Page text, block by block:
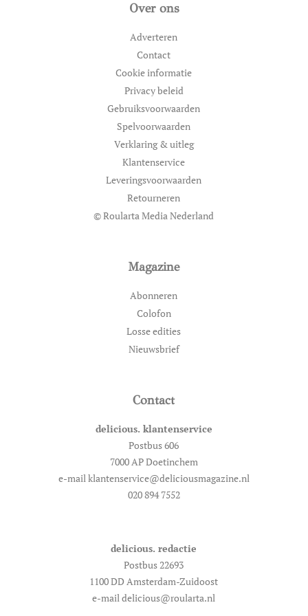
Over ons
Adverteren
Contact
Cookie informatie
Privacy beleid
Gebruiksvoorwaarden
Spelvoorwaarden
Verklaring & uitleg
Klantenservice
Leveringsvoorwaarden
Retourneren
© Roularta Media Nederland
Magazine
Abonneren
Colofon
Losse edities
Nieuwsbrief
Contact
delicious. klantenservice
Postbus 606
7000 AP Doetinchem
e-mail klantenservice@deliciousmagazine.nl
020 894 7552
delicious. redactie
Postbus 22693
1100 DD Amsterdam-Zuidoost
e-mail delicious@roularta.nl